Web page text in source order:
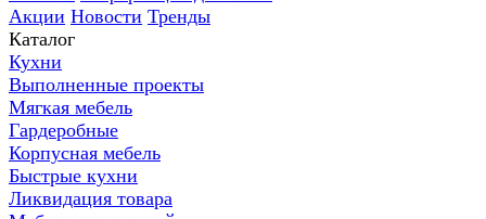
Акции Новости Тренды
Каталог
Кухни
Выполненные проекты
Мягкая мебель
Гардеробные
Корпусная мебель
Быстрые кухни
Ликвидация товара